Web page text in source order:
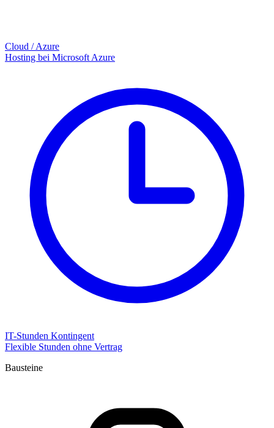
Cloud / Azure
Hosting bei Microsoft Azure
IT-Stunden Kontingent
Flexible Stunden ohne Vertrag
Bausteine